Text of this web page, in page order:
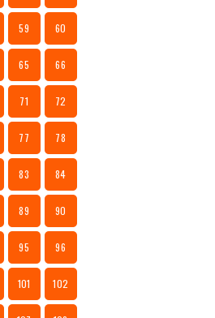
59 60
65 66
71 72
77 78
83 84
89 90
95 96
101 102